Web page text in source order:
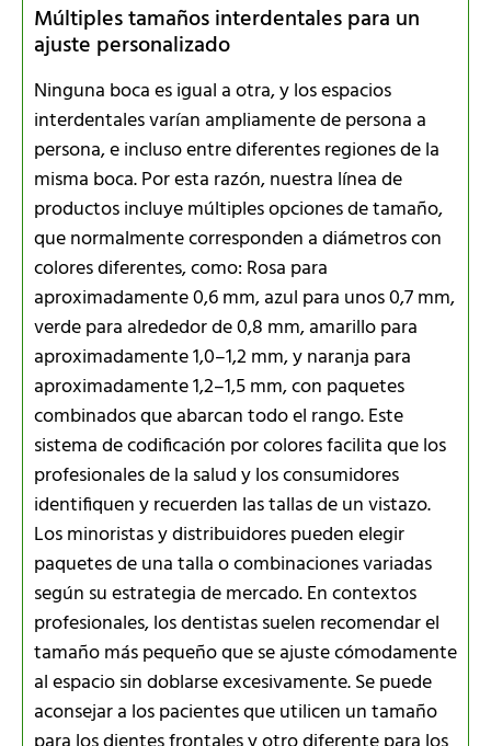
Múltiples tamaños interdentales para un
ajuste personalizado
Ninguna boca es igual a otra, y los espacios
interdentales varían ampliamente de persona a
persona, e incluso entre diferentes regiones de la
misma boca. Por esta razón, nuestra línea de
productos incluye múltiples opciones de tamaño,
que normalmente corresponden a diámetros con
colores diferentes, como: Rosa para
aproximadamente 0,6 mm, azul para unos 0,7 mm,
verde para alrededor de 0,8 mm, amarillo para
aproximadamente 1,0–1,2 mm, y naranja para
aproximadamente 1,2–1,5 mm, con paquetes
combinados que abarcan todo el rango. Este
sistema de codificación por colores facilita que los
profesionales de la salud y los consumidores
identifiquen y recuerden las tallas de un vistazo.
Los minoristas y distribuidores pueden elegir
paquetes de una talla o combinaciones variadas
según su estrategia de mercado. En contextos
profesionales, los dentistas suelen recomendar el
tamaño más pequeño que se ajuste cómodamente
al espacio sin doblarse excesivamente. Se puede
aconsejar a los pacientes que utilicen un tamaño